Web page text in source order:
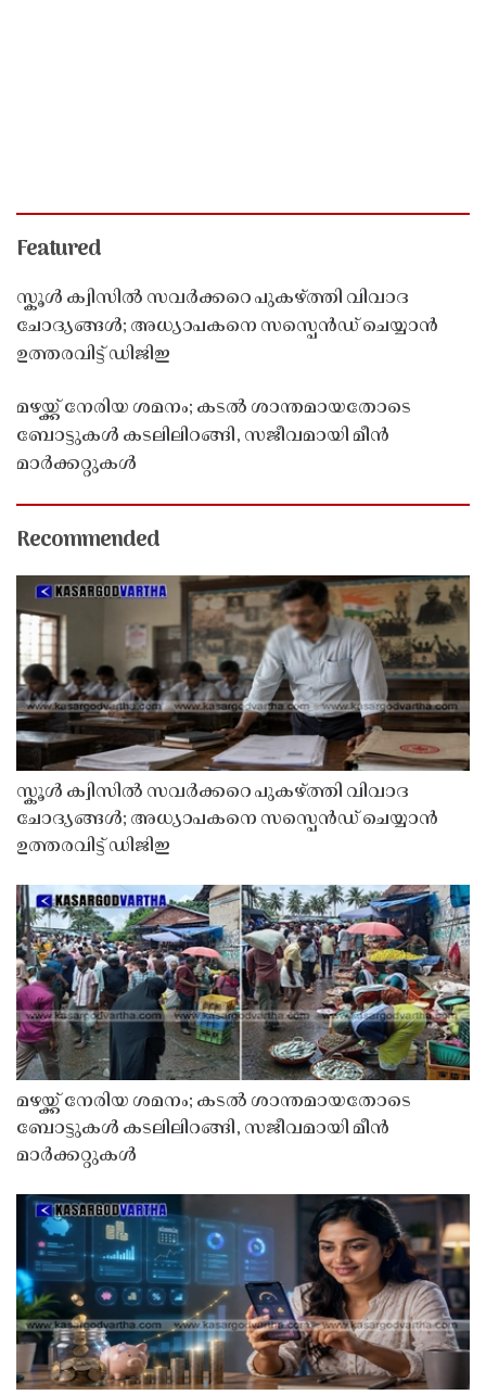
Featured
സ്കൂൾ ക്വിസിൽ സവർക്കറെ പുകഴ്ത്തി വിവാദ
ചോദ്യങ്ങൾ; അധ്യാപകനെ സസ്പെൻഡ് ചെയ്യാൻ
ഉത്തരവിട്ട് ഡിജിഇ
മഴയ്ക്ക് നേരിയ ശമനം; കടൽ ശാന്തമായതോടെ
ബോട്ടുകൾ കടലിലിറങ്ങി, സജീവമായി മീൻ
മാർക്കറ്റുകൾ
Recommended
സ്കൂൾ ക്വിസിൽ സവർക്കറെ പുകഴ്ത്തി വിവാദ
ചോദ്യങ്ങൾ; അധ്യാപകനെ സസ്പെൻഡ് ചെയ്യാൻ
ഉത്തരവിട്ട് ഡിജിഇ
മഴയ്ക്ക് നേരിയ ശമനം; കടൽ ശാന്തമായതോടെ
ബോട്ടുകൾ കടലിലിറങ്ങി, സജീവമായി മീൻ
മാർക്കറ്റുകൾ